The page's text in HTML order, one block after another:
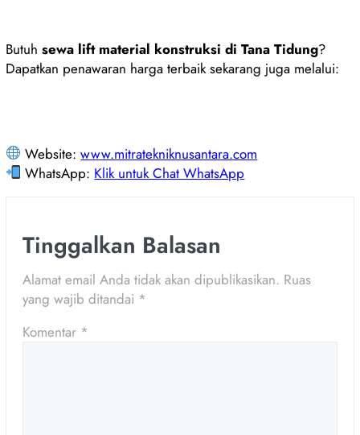
Butuhsewa lift material konstruksi di Tana Tidung?
Dapatkan penawaran harga terbaik sekarang juga melalui:
Website:www.mitratekniknusantara.com
WhatsApp: Klik untuk Chat WhatsApp
Tinggalkan Balasan
Alamat email Anda tidak akan dipublikasikan. Ruas
yang wajib ditandai *
Komentar *